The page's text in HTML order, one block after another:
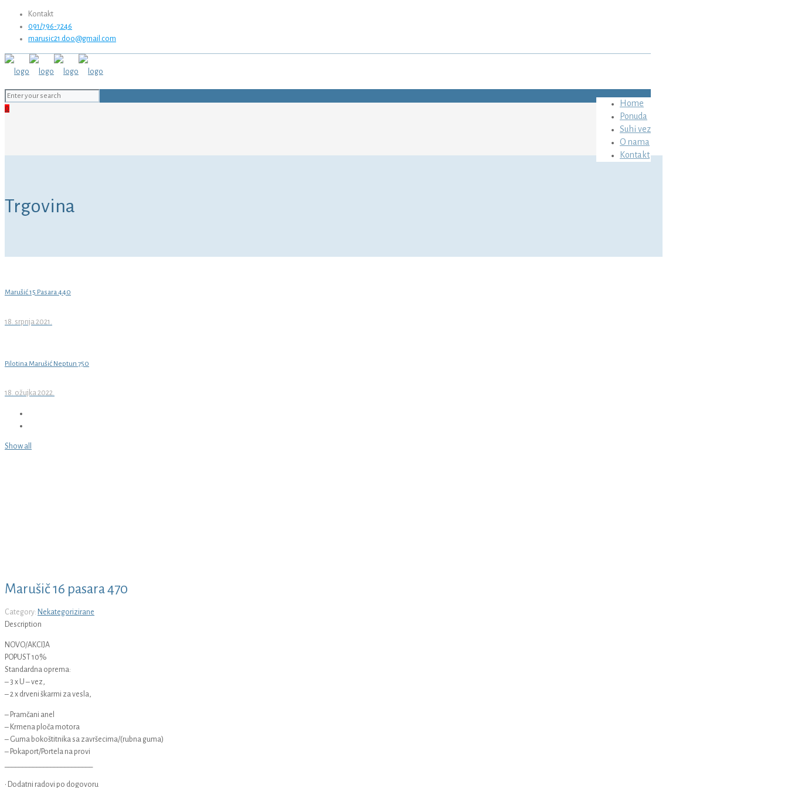
Kontakt
091/796-7246
marusic21.doo@gmail.com
Home
Ponuda
Suhi vez
O nama
Kontakt
0
Trgovina
Marušić 15 Pasara 440
18. srpnja 2021.
Pilotina Marušić Neptun 750
18. ožujka 2022.
Show all
Marušič 16 pasara 470
Category: Nekategorizirane
Description
NOVO/AKCIJA
POPUST 10%
Standardna oprema:
– 3 x U – vez,
– 2 x drveni škarmi za vesla,
– Pramčani anel
– Krmena ploča motora
– Guma bokoštitnika sa završecima/(rubna guma)
– Pokaport/Portela na provi
• Dodatni radovi po dogovoru